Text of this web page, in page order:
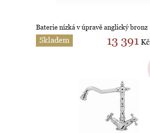
Baterie nízká v úpravě anglický bronz
Skladem 13 391 Kč